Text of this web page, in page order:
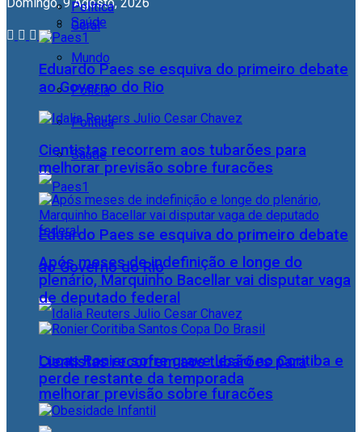
Geral
Mundo
Polícia
Política
Saúde
Eduardo Paes se esquiva do primeiro debate
ao Governo do Rio
Cientistas recorrem aos tubarões para
melhorar previsão sobre furacões
Política
Saúde
Eduardo Paes se esquiva do primeiro debate
ao Governo do Rio
Cientistas recorrem aos tubarões para
melhorar previsão sobre furacões
Após meses de indefinição e longe do
plenário, Marquinho Bacellar vai disputar vaga
de deputado federal
Lucas Ronier sofre grave lesão no Coritiba e
perde restante da temporada